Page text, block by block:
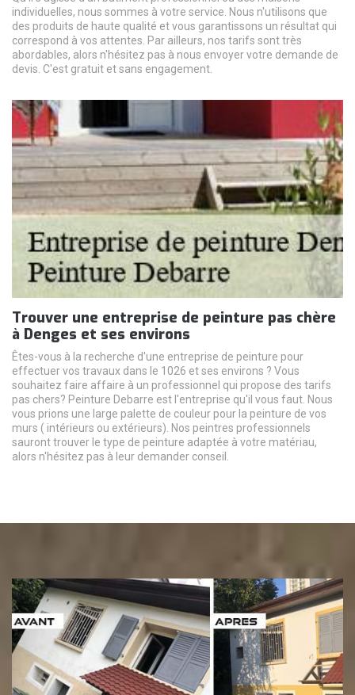
individuelles, nous sommes à votre service. Nous n'utilisons que
des produits de haute qualité et vous garantissons un résultat qui
correspond à vos attentes. Par ailleurs, nos tarifs sont très
abordables, alors n'hésitez pas à nous envoyer votre demande de
devis. C'est gratuit et sans engagement.
Trouver une entreprise de peinture pas chère
à Denges et ses environs
Êtes-vous à la recherche d'une entreprise de peinture pour
effectuer vos travaux dans le 1026 et ses environs ? Vous
souhaitez faire affaire à un professionnel qui propose des tarifs
pas chers? Peinture Debarre est l'entreprise qu'il vous faut. Nous
vous prions une large palette de couleur pour la peinture de vos
murs ( intérieurs ou extérieurs). Nos peintres professionnels
sauront trouver le type de peinture adaptée à votre matériau,
alors n'hésitez pas à leur demander conseil.